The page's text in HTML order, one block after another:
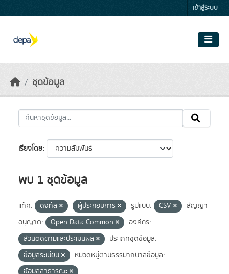
เข้าสู่ระบบ
ชุดข้อมูล
เรียงโดย
พบ 1 ชุดข้อมูล
แท็ค: ดิจิทัล ผู้ประกอบการ รูปแบบ: CSV
สัญญา
อนุญาต:
Open Data Common
องค์กร:
ส่วนติดตามและประเมินผล
ประเภทชุดข้อมูล:
ข้อมูลระเบียน
หมวดหมู่ตามธรรมาภิบาลข้อมูล:
ข้อมูลสาธารณะ